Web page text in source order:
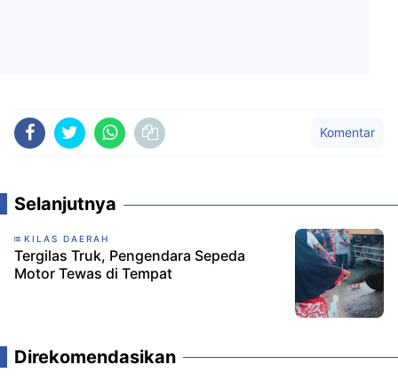
Komentar
Selanjutnya
KILAS DAERAH
Tergilas Truk, Pengendara Sepeda
Motor Tewas di Tempat
Direkomendasikan